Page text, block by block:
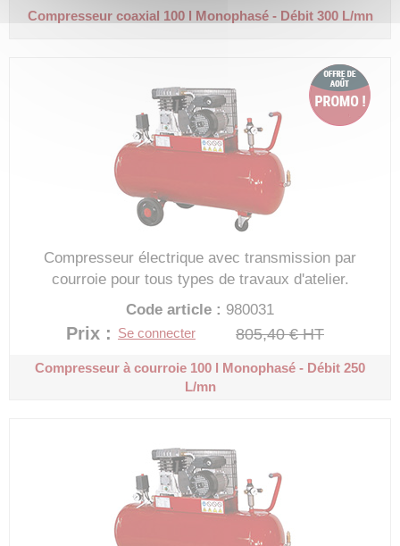
Compresseur coaxial 100 l Monophasé - Débit 300 L/mn
Compresseur électrique avec transmission par
courroie pour tous types de travaux d'atelier.
Code article : 980031
Se connecter
Prix : 579,89 €HT 805,40 € HT
Compresseur à courroie 100 l Monophasé - Débit 250
L/mn